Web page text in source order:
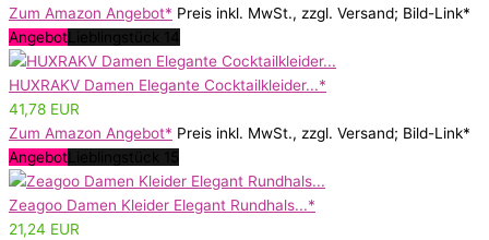
Zum Amazon Angebot* Preis inkl. MwSt., zzgl. Versand; Bild-Link*
Angebot
HUXRAKV Damen Elegante Cocktailkleider...*
41,78 EUR
Zum Amazon Angebot* Preis inkl. MwSt., zzgl. Versand; Bild-Link*
Angebot
Zeagoo Damen Kleider Elegant Rundhals...*
21,24 EUR